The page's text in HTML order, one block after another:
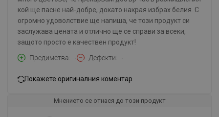
кой ще пасне най-добре, докато накрая избрах белия. С
огромно удоволствие ще напиша, че този продукт си
заслужава цената и отлично ще се справи за всеки,
защото просто е качествен продукт!
Предимства
- Дефекти -
Покажете оригиналния коментар
Мнението се отнася до този продукт